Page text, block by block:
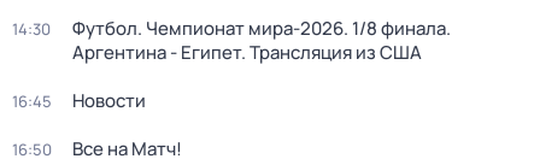
14:30
Футбол. Чемпионат мира-2026. 1/8 финала.
Аргентина - Египет. Трансляция из США
16:45 Новости
16:50 Все на Матч!